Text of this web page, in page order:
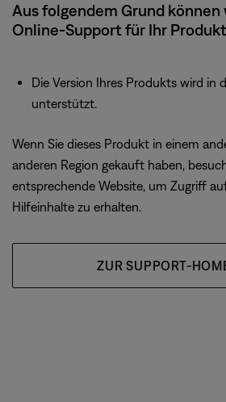
Aus folgendem Grund
Online-Support für Ihr
Die Version Ihres Produkts wird in
unterstützt.
Wenn Sie dieses Produkt in einem
anderen Region gekauft haben,
entsprechende Website, um Zugriff
Hilfeinhalte zu erhalten.
ZUR SUPPORT-